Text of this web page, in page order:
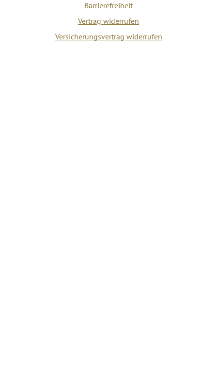
Barrierefreiheit
Vertrag widerrufen
Versicherungsvertrag widerrufen